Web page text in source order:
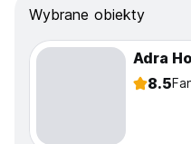
Wybrane obiekty
Adra
8.5